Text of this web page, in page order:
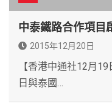
中泰鐵路合作項目
2015年12月20日
【香港中通社12月
日與泰國…